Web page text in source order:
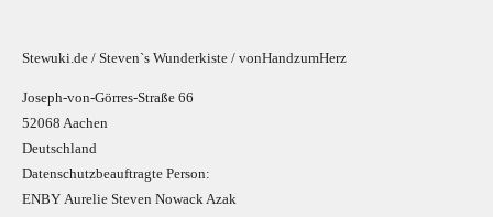
Stewuki.de / Steven`s Wunderkiste / vonHandzumHerz
Joseph-von-Görres-Straße 66
52068 Aachen
Deutschland
Datenschutzbeauftragte Person:
ENBY Aurelie Steven Nowack Azak